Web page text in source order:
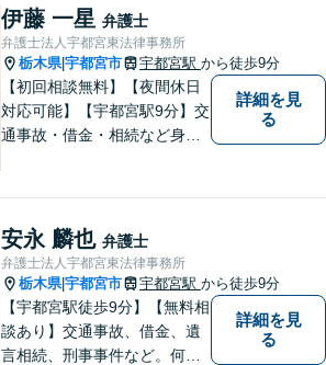
通事故／遺産相続／借金問題
／企業法務／離婚問題などさ
まざまな分野に力を入れてお
ります。
伊藤 一星 弁護士
弁護士法人宇都宮東法律事務所
栃木県|宇都宮市 宇都宮駅 から徒歩9分
【初回相談無料】【夜間休日
対応可能】【宇都宮駅9分】交
通事故・借金・相続など身近
っくり耳を傾け、まずは不安
を取り除いた上で今後の見通
しをわかりやすく説明しま
す。
詳細を見
る
安永 麟也 弁護士
弁護士法人宇都宮東法律事務所
栃木県|宇都宮市 宇都宮駅 から徒歩9分
【宇都宮駅徒歩9分】【無料相
談あり】交通事故、借金、遺
言相続、刑事事件など。何か
詳細を見
る